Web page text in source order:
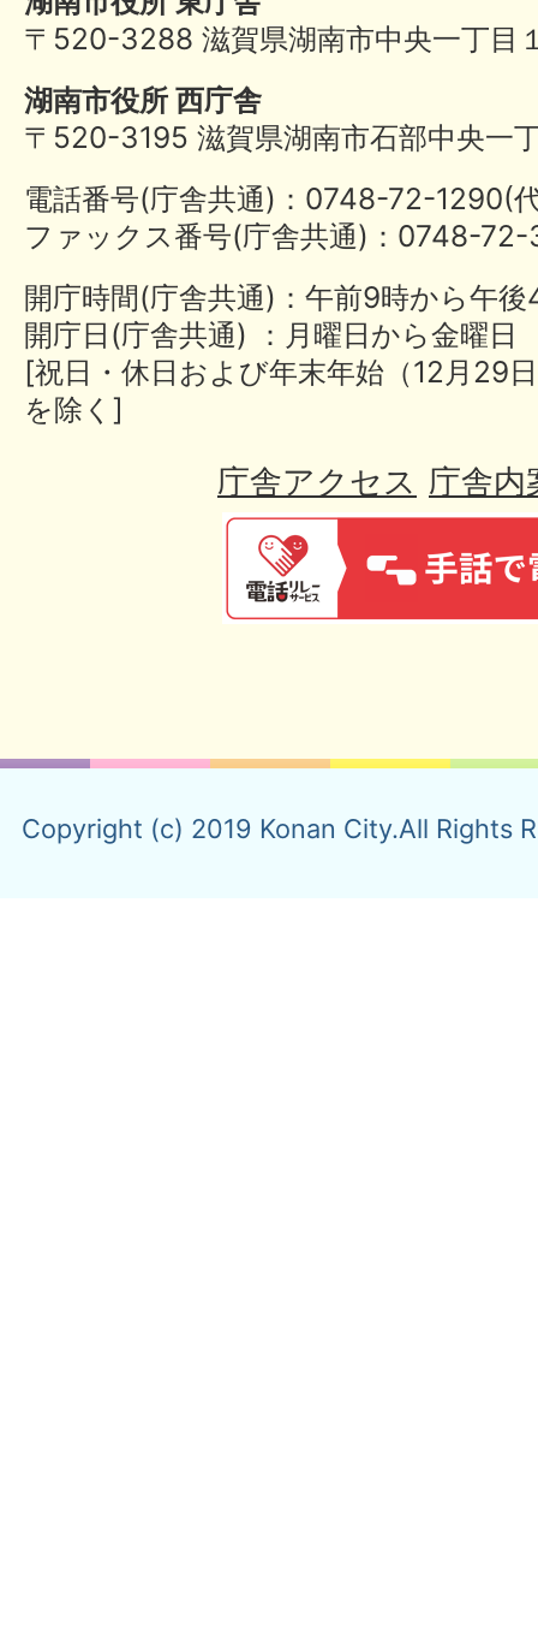
〒520-3288 滋賀県湖南市中央一丁目
湖南市役所 西庁舎
〒520-3195 滋賀県湖南市石部中央一
電話番号(庁舎共通)：0748-72-
ファックス番号(庁舎共通)：0748-
開庁時間(庁舎共通)：午前9時から午
開庁日(庁舎共通) ：月曜日から金曜日
[祝日・休日および年末年始（12月29
を除く]
庁舎アクセス 庁舎内
Copyright (c) 2019 Konan City.All Rights